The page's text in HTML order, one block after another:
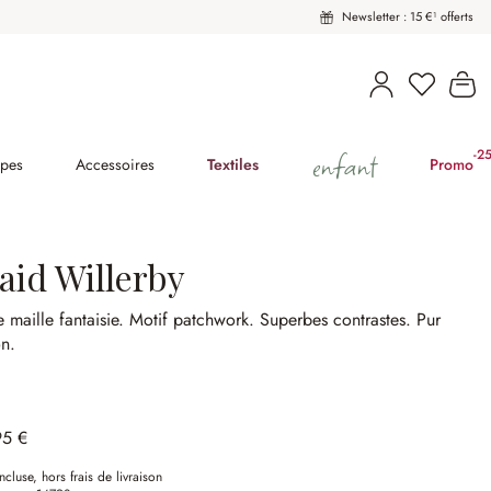
Newsletter : 15 €¹ offerts
Vous
Accessoires Textiles enfant Promo-
Willerby
maille fantaisie.Motif patchwork.Superbes contrastes. Pur
€
hors frais de livraison